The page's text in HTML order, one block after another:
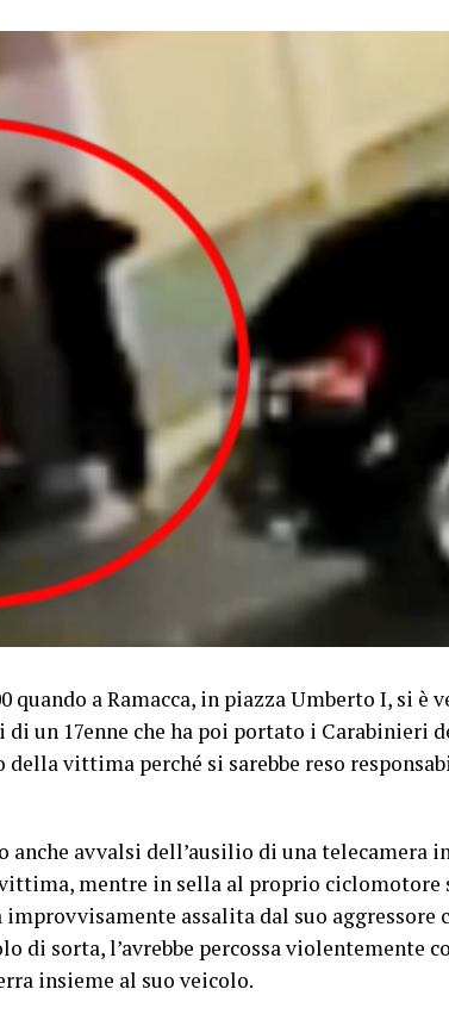
quando a Ramacca, in piazza Umberto I, si è
di un 17enne che ha poi portato i Carabinieri
della vittima perché si sarebbe reso
anche avvalsi dell’ausilio di una telecamera
mentre in sella al proprio ciclomotore
improvvisamente assalita dal suo aggressore
di sorta, l’avrebbe percossa violentemente
insieme al suo veicolo.